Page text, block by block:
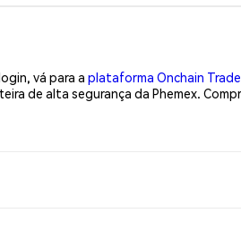
vá para a plataforma Onchain Trade
de alta segurança da Phemex.